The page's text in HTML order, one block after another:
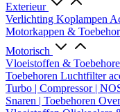
Exterieur
Verlichting Koplampen
Motorkappen &
Motorisch
Vloeistoffen &
Toebehoren Luchtfilter
Turbo | Compressor |
Snaren | Toebehoren